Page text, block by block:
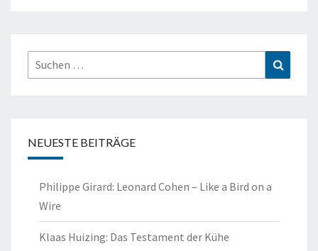
Suchen
nach:
NEUESTE BEITRÄGE
Philippe Girard: Leonard Cohen – Like a Bird on a
Wire
Klaas Huizing: Das Testament der Kühe